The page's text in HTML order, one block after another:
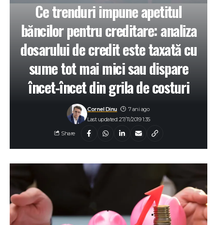
Ce trenduri impune apetitul
băncilor pentru creditare: analiza
dosarului de credit este taxată cu
sume tot mai mici sau dispare
încet-încet din grila de costuri
Last updated: 27/11/2019 1:35
Cornel Dinu 7 ani ago
Share